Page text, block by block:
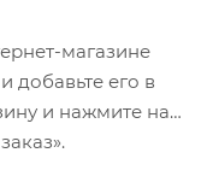
магазине
добавьте его в
и нажмите на